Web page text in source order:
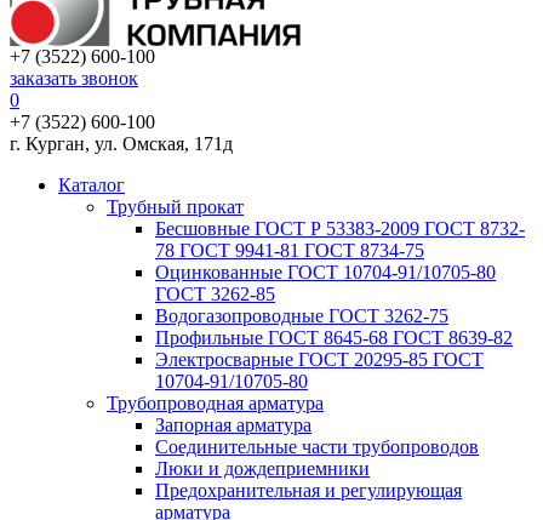
+7 (3522) 600-100
заказать звонок
0
+7 (3522) 600-100
г. Курган, ул. Омская, 171д
Каталог
Трубный прокат
Беcшовные ГОСТ Р 53383-2009 ГОСТ 8732-
78 ГОСТ 9941-81 ГОСТ 8734-75
Оцинкованные ГОСТ 10704-91/10705-80
ГОСТ 3262-85
Водогазопроводные ГОСТ 3262-75
Профильные ГОСТ 8645-68 ГОСТ 8639-82
Электросварные ГОСТ 20295-85 ГОСТ
10704-91/10705-80
Трубопроводная арматура
Запорная арматура
Соединительные части трубопроводов
Люки и дождеприемники
Предохранительная и регулирующая
арматура